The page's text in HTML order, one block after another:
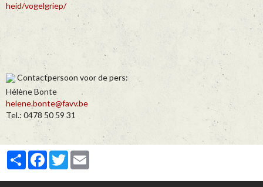
heid/vogelgriep/
Contactpersoon voor de pers:
Hélène Bonte
helene.bonte@favv.be
Tel.: 0478 50 59 31
PartagerFacebook
Twitter